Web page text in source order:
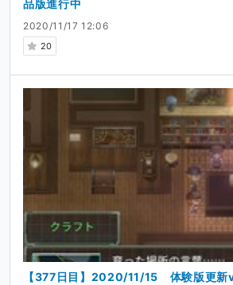
2020/11/17 12:06
20
品版進行中
【377日目】2020/11/15 体験版更新